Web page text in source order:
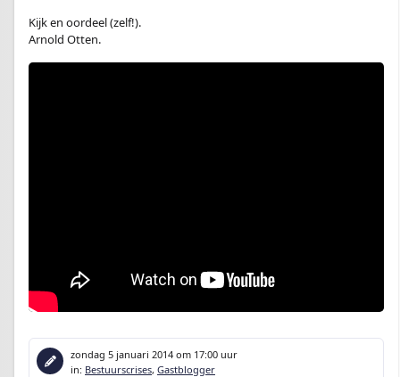
Kijk en oordeel (zelf!).
Arnold Otten.
zondag 5 januari 2014 om 17:00 uur
in: Bestuurscrises, Gastblogger